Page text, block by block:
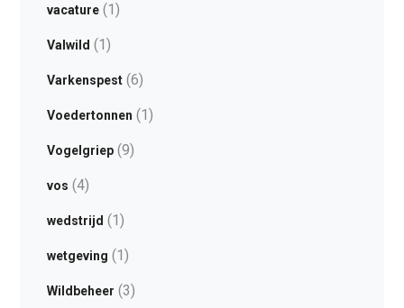
vacature(1)
Valwild (1)
Varkenspest(6)
Voedertonnen (1)
Vogelgriep(9)
vos (4)
wedstrijd (1)
wetgeving (1)
Wildbeheer (3)